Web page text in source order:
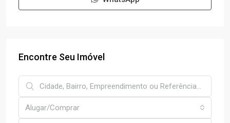
Encontre Seu Imóvel
Alugar/Comprar